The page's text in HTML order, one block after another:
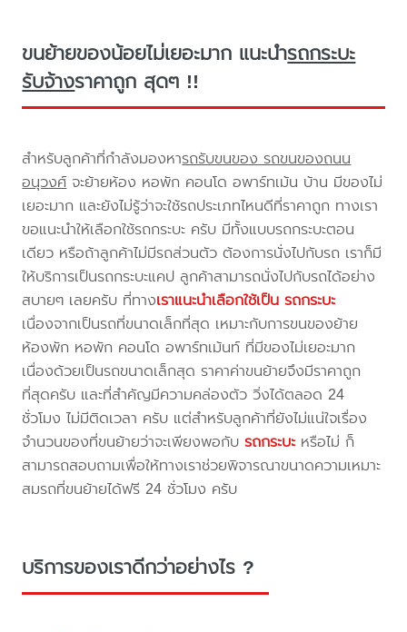
ขนย้ายของน้อยไม่เยอะมาก แนะนำรถกระบะ
รับจ้างราคาถูก สุดๆ !!
สำหรับลูกค้าที่กำลังมองหารถรับขนของ รถขนของถนน
อนุวงศ์ จะย้ายห้อง หอพัก คอนโด อพาร์ทเม้น บ้าน มีของไม่
เยอะมาก และยังไม่รู้ว่าจะใช้รถประเภทไหนดีที่ราคาถูก ทางเรา
ขอแนะนำให้เลือกใช้รถกระบะ ครับ มีทั้งแบบรถกระบะตอน
เดียว หรือถ้าลูกค้าไม่มีรถส่วนตัว ต้องการนั่งไปกับรถ เราก็มี
ให้บริการเป็นรถกระบะแคป ลูกค้าสามารถนั่งไปกับรถได้อย่าง
สบายๆ เลยครับ ที่ทางเราแนะนำเลือกใช้เป็น รถกระบะ
เนื่องจากเป็นรถที่ขนาดเล็กที่สุด เหมาะกับการขนของย้าย
ห้องพัก หอพัก คอนโด อพาร์ทเม้นท์ ที่มีของไม่เยอะมาก
เนื่องด้วยเป็นรถขนาดเล็กสุด ราคาค่าขนย้ายจึงมีราคาถูก
ที่สุดครับ และที่สำคัญมีความคล่องตัว วิ่งได้ตลอด 24
ชั่วโมง ไม่มีติดเวลา ครับ แต่สำหรับลูกค้าที่ยังไม่แน่ใจเรื่อง
จำนวนของที่ขนย้ายว่าจะเพียงพอกับรถกระบะ หรือไม่ ก็
สามารถสอบถามเพื่อให้ทางเราช่วยพิจารณาขนาดความเหมาะ
สมรถที่ขนย้ายได้ฟรี 24 ชั่วโมง ครับ
บริการของเราดีกว่าอย่างไร ?